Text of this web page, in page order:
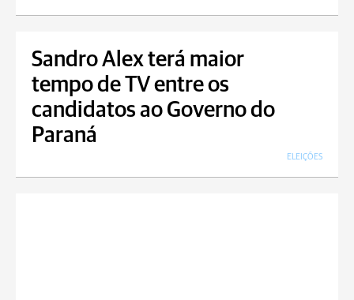
Sandro Alex terá maior
tempo de TV entre os
candidatos ao Governo do
Paraná
ELEIÇÕES